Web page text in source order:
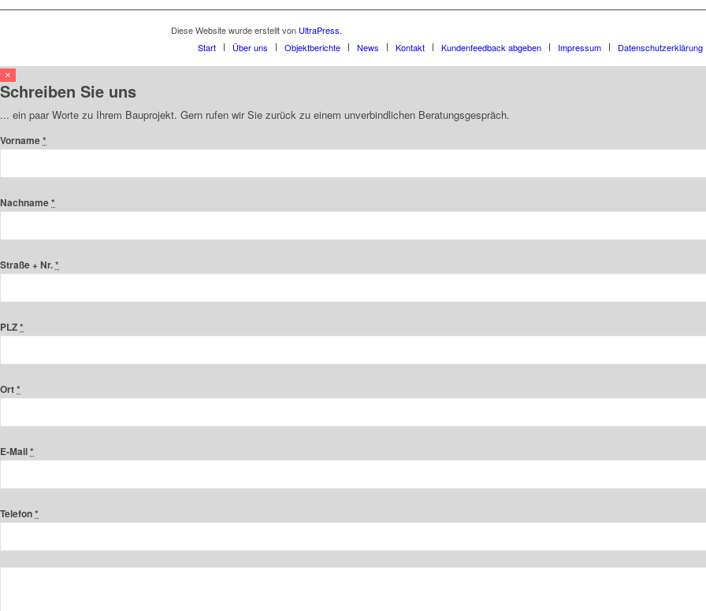
Diese Website wurde erstellt von UltraPress.
Start
Über uns Objektberichte News Kontakt Kundenfeedback abgeben Impressum Datenschutzerklärung
×
Schreiben Sie uns
... ein paar Worte zu Ihrem Bauprojekt. Gern rufen wir Sie zurück zu einem unverbindlichen Beratungsgespräch.
Vorname*
Nachname*
Straße + Nr.*
PLZ*
Ort*
E-Mail*
Telefon*